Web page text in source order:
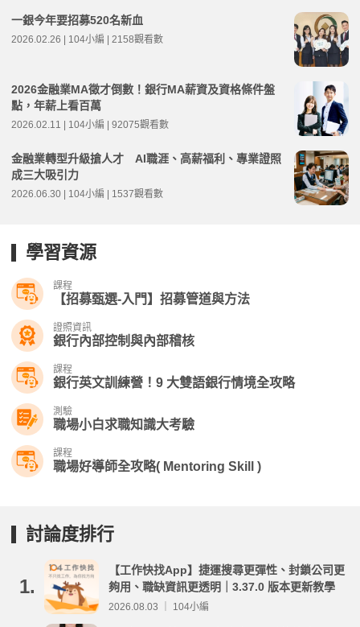
一銀今年要招募520名新血
2026.02.26 | 104小編 | 2158觀看數
2026金融業MA徵才倒數！銀行MA薪資及資格條件盤
點，年薪上看百萬
2026.02.11 | 104小編 | 92075觀看數
金融業轉型升級搶人才 AI職涯、高薪福利、專業證照
成三大吸引力
2026.06.30 | 104小編 | 1537觀看數
學習資源
課程
【招募甄選-入門】招募管道與方法
證照資訊
銀行內部控制與內部稽核
課程
銀行英文訓練營！9 大雙語銀行情境全攻略
測驗
職場小白求職知識大考驗
課程
職場好導師全攻略( Mentoring Skill )
討論度排行
1.
【工作快找App】捷運搜尋更彈性、封鎖公司更
夠用、職缺資訊更透明｜3.37.0 版本更新教學
2026.08.03 ｜ 104小編